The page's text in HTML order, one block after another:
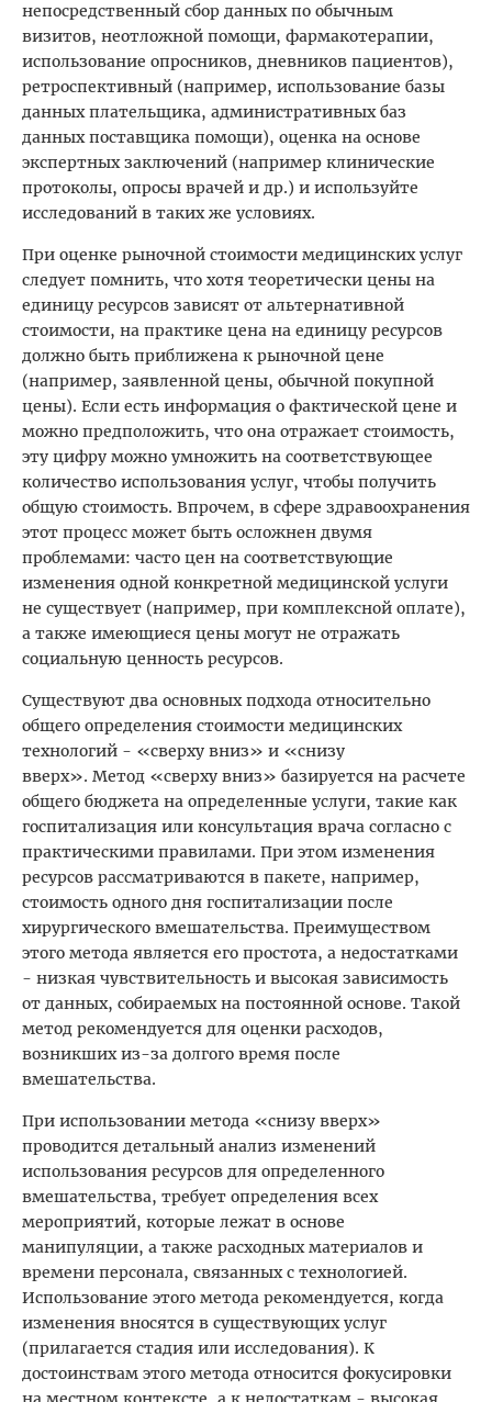
непосредственный сбор данных по обычным
визитов, неотложной помощи, фармакотерапии,
использование опросников, дневников пациентов),
ретроспективный (например, использование базы
данных плательщика, административных баз
данных поставщика помощи), оценка на основе
экспертных заключений (например клинические
протоколы, опросы врачей и др.) и используйте
исследований в таких же условиях.
При оценке рыночной стоимости медицинских услуг
следует помнить, что хотя теоретически цены на
единицу ресурсов зависят от альтернативной
стоимости, на практике цена на единицу ресурсов
должно быть приближена к рыночной цене
(например, заявленной цены, обычной покупной
цены). Если есть информация о фактической цене и
можно предположить, что она отражает стоимость,
эту цифру можно умножить на соответствующее
количество использования услуг, чтобы получить
общую стоимость. Впрочем, в сфере здравоохранения
этот процесс может быть осложнен двумя
проблемами: часто цен на соответствующие
изменения одной конкретной медицинской услуги
не существует (например, при комплексной оплате),
а также имеющиеся цены могут не отражать
социальную ценность ресурсов.
Существуют два основных подхода относительно
общего определения стоимости медицинских
технологий - «сверху вниз» и «снизу
вверх». Метод «сверху вниз» базируется на расчете
общего бюджета на определенные услуги, такие как
госпитализация или консультация врача согласно с
практическими правилами. При этом изменения
ресурсов рассматриваются в пакете, например,
стоимость одного дня госпитализации после
хирургического вмешательства. Преимуществом
этого метода является его простота, а недостатками
- низкая чувствительность и высокая зависимость
от данных, собираемых на постоянной основе. Такой
метод рекомендуется для оценки расходов,
возникших из-за долгого время после
вмешательства.
При использовании метода «снизу вверх»
проводится детальный анализ изменений
использования ресурсов для определенного
вмешательства, требует определения всех
мероприятий, которые лежат в основе
манипуляции, а также расходных материалов и
времени персонала, связанных с технологией.
Использование этого метода рекомендуется, когда
изменения вносятся в существующих услуг
(прилагается стадия или исследования). К
достоинствам этого метода относится фокусировки